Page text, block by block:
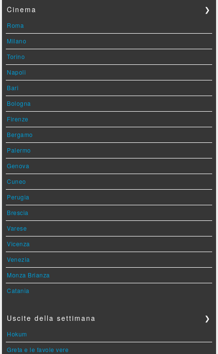
Cinema ❯
Roma
Milano
Torino
Napoli
Bari
Bologna
Firenze
Bergamo
Palermo
Genova
Cuneo
Perugia
Brescia
Varese
Vicenza
Venezia
Monza Brianza
Catania
Uscite della settimana ❯
Hokum
Greta e le favole vere